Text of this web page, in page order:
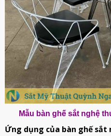
Mẫu bàn ghế sắt nghệ
Ứng dụng của bàn ghế sắt